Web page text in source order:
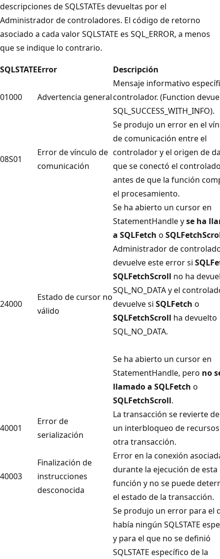
descripciones de SQLSTATEs devueltas por el
Administrador de controladores. El código de retorno
asociado a cada valor SQLSTATE es SQL_ERROR, a menos
que se indique lo contrario.
SQLSTATEError Descripción
01000 Advertencia general
Mensaje informativo
controlador. (Function
SQL_SUCCESS_WITH_INFO).
08S01
Error de vínculo de
comunicación
Se produjo un error en el
de comunicación entre el
controlador y el origen de
que se conectó el
antes de que la función
el procesamiento.
24000
Estado de cursor no
válido
Se ha abierto un cursor en
StatementHandleyse ha
a SQLFetch o
Administrador de
devuelve este error si
SQLFetchScroll no ha
SQL_NO_DATA y el
devuelve si SQLFetch o
SQLFetchScroll ha devuelto
SQL_NO_DATA.
Se ha abierto un cursor en
StatementHandle, pero no
llamado a SQLFetch o
SQLFetchScroll.
40001
Error de
serialización
La transacción se revierte
un interbloqueo de
otra transacción.
40003
Finalización de
instrucciones
desconocida
Error en la conexión
durante la ejecución de esta
función y no se puede
el estado de la transacción.
Se produjo un error para el
había ningún SQLSTATE
y para el que no se definió
SQLSTATE específico de la